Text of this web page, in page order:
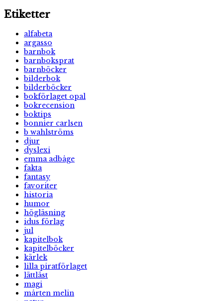
Etiketter
alfabeta
argasso
barnbok
barnboksprat
barnböcker
bilderbok
bilderböcker
bokförlaget opal
bokrecension
boktips
bonnier carlsen
b wahlströms
djur
dyslexi
emma adbåge
fakta
fantasy
favoriter
historia
humor
högläsning
idus förlag
jul
kapitelbok
kapitelböcker
kärlek
lilla piratförlaget
lättläst
magi
mårten melin